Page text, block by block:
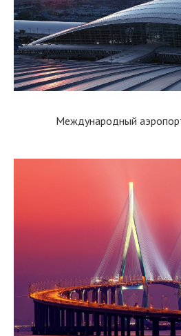
Международный